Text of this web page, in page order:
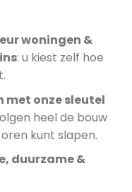
woningen &
: u kiest zelf hoe
met onze sleutel
heel de bouw
kunt slapen.
duurzame &